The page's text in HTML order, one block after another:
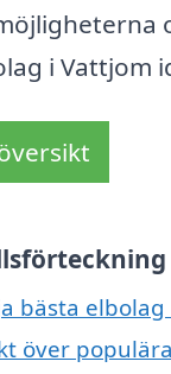
i Vattjom
bästa
över